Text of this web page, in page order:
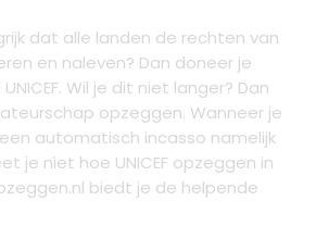
dat alle landen de rechten van
en naleven? Dan doneer je
Wil je dit niet langer? Dan
opzeggen. Wanneer je
automatisch incasso namelijk
je niet hoe UNICEF opzeggen in
biedt je de helpende